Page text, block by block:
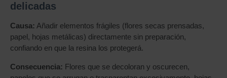
delicadas
Causa: Añadir elementos frágiles (flores secas prensadas,
papel, hojas metálicas) directamente sin preparación,
confiando en que la resina los protegerá.
Consecuencia: Flores que se decoloran y oscurecen,